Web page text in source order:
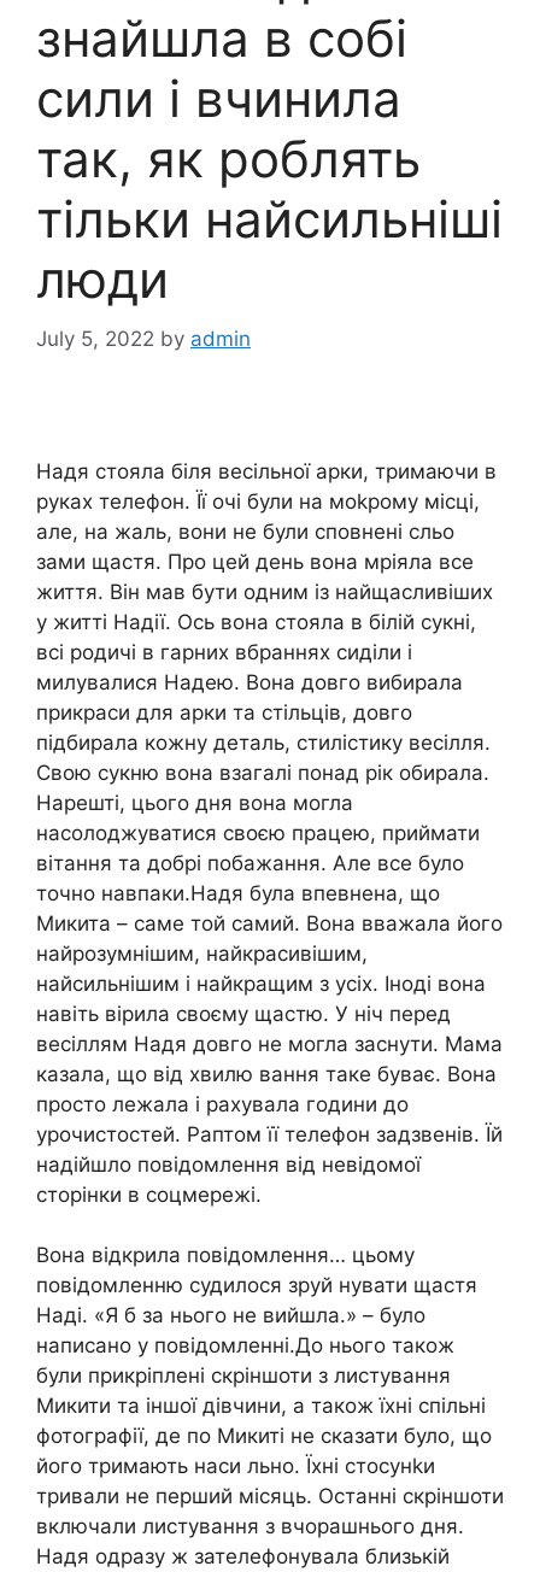
знайшла в собі
сили і вчинила
так, як роблять
тільки найсильніші
люди
July 5, 2022 by admin
Надя стояла біля весільної арки, тримаючи в
руках телефон. Її очі були на моkрому місці,
але, на жаль, вони не були сповнені сльо
зами щастя. Про цей день вона мріяла все
життя. Він мав бути одним із найщасливіших
у житті Надії. Ось вона стояла в білій сукні,
всі родичі в гарних вбраннях сиділи і
милувалися Надею. Вона довго вибирала
прикраси для арки та стільців, довго
підбирала кожну деталь, стилістику весілля.
Свою сукню вона взагалі понад рік обирала.
Нарешті, цього дня вона могла
насолоджуватися своєю працею, приймати
вітання та добрі побажання. Але все було
точно навпаки.Надя була впевнена, що
Микита – саме той самий. Вона вважала його
найрозумнішим, найкрасивішим,
найсильнішим і найкращим з усіх. Іноді вона
навіть вірила своєму щастю. У ніч перед
весіллям Надя довго не могла заснути. Мама
казала, що від хвилю вання таке буває. Вона
просто лежала і рахувала години до
урочистостей. Раптом її телефон задзвенів. Їй
надійшло повідомлення від невідомої
сторінки в соцмережі.
Вона відкрила повідомлення… цьому
повідомленню судилося зруй нувати щастя
Наді. «Я б за нього не вийшла.» – було
написано у повідомленні.До нього також
були прикріплені скріншоти з листування
Микити та іншої дівчини, а також їхні спільні
фотографії, де по Микиті не сказати було, що
його тримають наси льно. Їхні стосунkи
тривали не перший місяць. Останні скріншоти
включали листування з вчорашнього дня.
Надя одразу ж зателефонувала близькій